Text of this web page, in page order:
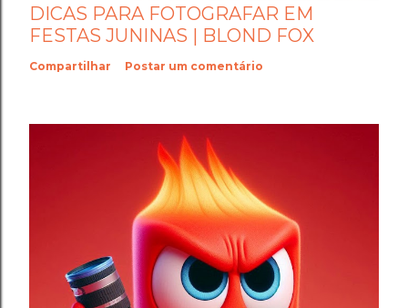
DICAS PARA FOTOGRAFAR EM
FESTAS JUNINAS | BLOND FOX
Compartilhar Postar um comentário